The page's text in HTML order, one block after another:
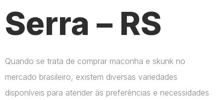
Serra – RS
Quando se trata de comprar maconha e skunk no
mercado brasileiro, existem diversas variedades
disponíveis para atender às preferências e necessidades